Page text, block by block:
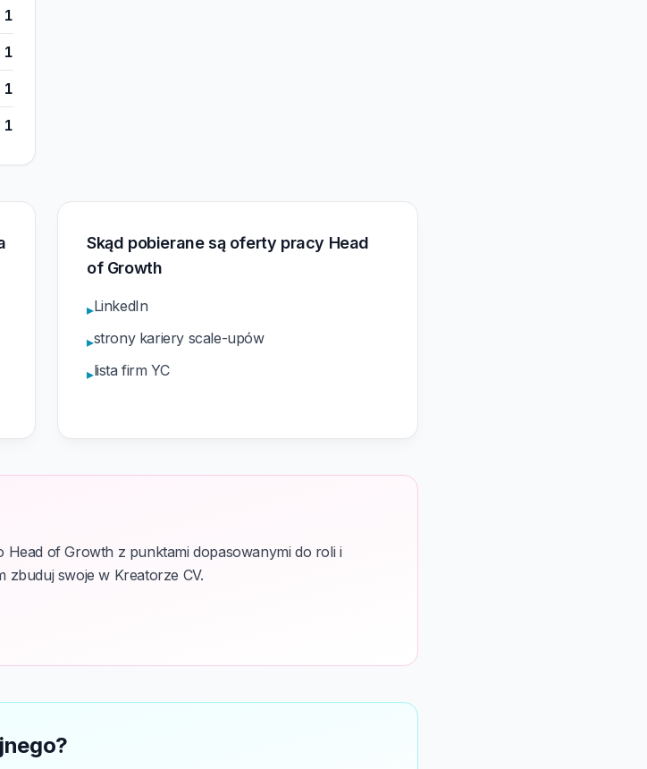
1
1
1
1
Skąd pobierane są oferty pracy Head
of Growth
▸LinkedIn
▸strony kariery scale-upów
▸lista firm YC
Head of Growth z punktami dopasowanymi do roli i
zbuduj swoje w Kreatorze CV.